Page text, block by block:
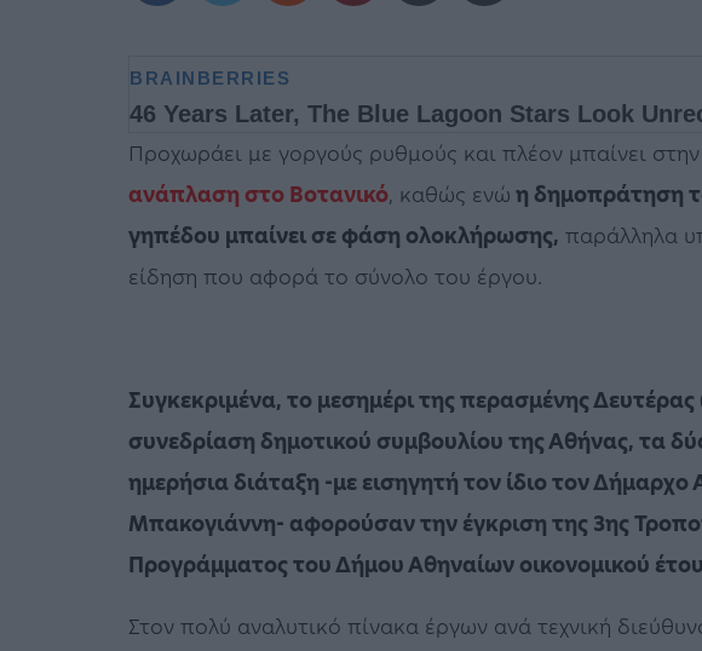
Προχωράει με γοργούς ρυθμούς και πλέον μπαίνει στην
ανάπλαση στο Βοτανικό, καθώς ενώ η δημοπράτηση
γηπέδου μπαίνει σε φάση ολοκλήρωσης, παράλληλα
είδηση που αφορά το σύνολο του έργου.
Συγκεκριμένα, το μεσημέρι της περασμένης
συνεδρίαση δημοτικού συμβουλίου της Αθήνας, τα
ημερήσια διάταξη -με εισηγητή τον ίδιο τον
Μπακογιάννη- αφορούσαν την έγκριση της 3ης
Προγράμματος του Δήμου Αθηναίων οικονομικού
Στον πολύ αναλυτικό πίνακα έργων ανά τεχνική